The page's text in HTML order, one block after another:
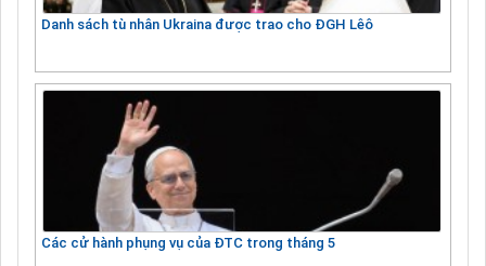
Danh sách tù nhân Ukraina được trao cho ĐGH Lêô
Các cử hành phụng vụ của ĐTC trong tháng 5